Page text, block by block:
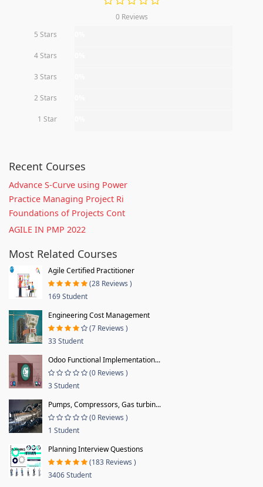
0 Reviews
5 Stars
4 Stars
3 Stars
2 Stars
1 Star
Recent Courses
Advance S-Curve using Power
Practice Managing Project Ri
Foundations of Projects Cont
AGILE IN PMP 2022
Most Related Courses
Agile Certified Practitioner
(28 Reviews )
169 Student
Engineering Cost Management
(7 Reviews )
33 Student
Odoo Functional Implementation...
(0 Reviews )
3 Student
Pumps, Compressors, Gas turbin...
(0 Reviews )
1 Student
Planning Interview Questions
(183 Reviews )
3406 Student